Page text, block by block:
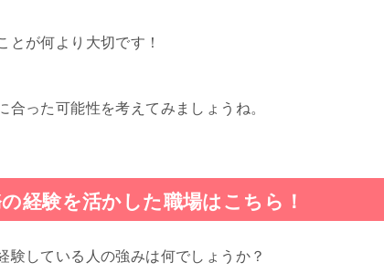
とが何より大切です！
合った可能性を考えてみましょうね。
経験を活かした職場はこちら！
験している人の強みは何でしょうか？